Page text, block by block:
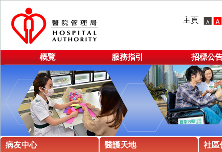
主頁
概覽 服務指引 招標公
病友中心 醫護天地 社區